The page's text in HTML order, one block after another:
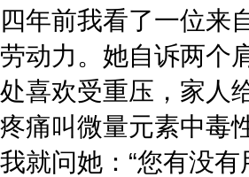
四年前我看了一位来
劳动力。她自诉两个
处喜欢受重压，家人
疼痛叫微量元素中毒
我就问她：“您有没